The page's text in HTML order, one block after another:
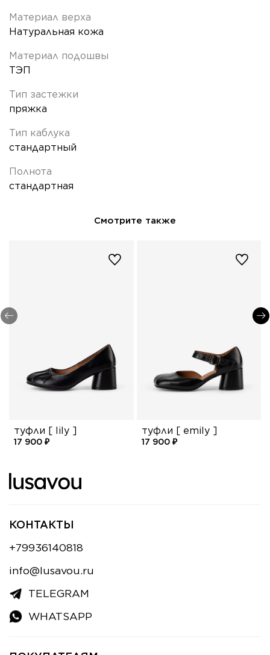
Материал верха
Натуральная кожа
Материал подошвы
ТЭП
Тип застежки
пряжка
Тип каблука
стандартный
Полнота
стандартная
Смотрите также
туфли [ lily ]
17 900 ₽
туфли [ emily ]
17 900 ₽
КОНТАКТЫ
+79936140818
info@lusavou.ru
TELEGRAM
WHATSAPP